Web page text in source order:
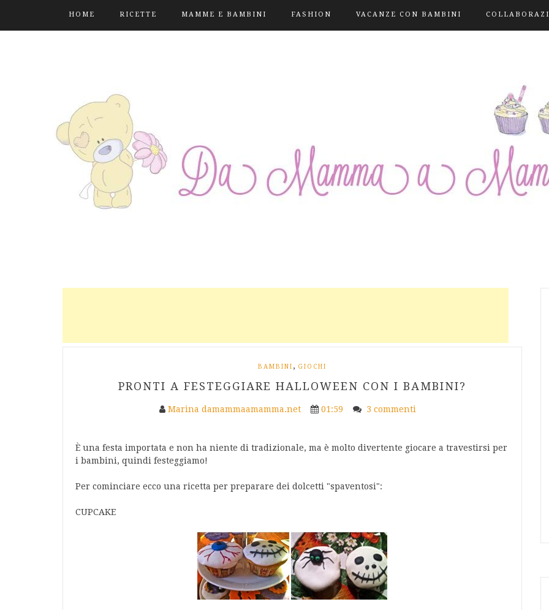
HOME RICETTE MAMME E BAMBINI FASHION VACANZE CON BAMBINI
BAMBINI , GIOCHI
PRONTI A FESTEGGIARE HALLOWEEN CON I BAMBINI?
Marina damammaamamma.net 01:59 3 commenti
È una festa importata e non ha niente di tradizionale, ma è molto divertente giocare a travestirsi per
i bambini, quindi festeggiamo!
Per cominciare ecco una ricetta per preparare dei dolcetti "spaventosi":
CUPCAKE